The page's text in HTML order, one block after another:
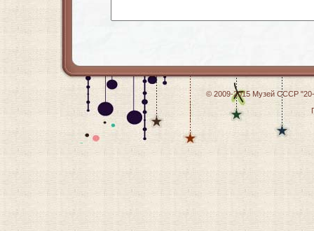
© 2009-2015 Музей СССР